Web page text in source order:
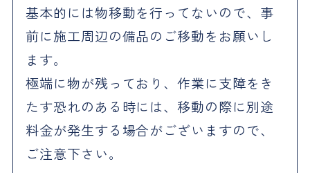
基本的には物移動を行ってないので、事
前に施工周辺の備品のご移動をお願いし
ます。
極端に物が残っており、作業に支障をき
たす恐れのある時には、移動の際に別途
料金が発生する場合がございますので、
ご注意下さい。